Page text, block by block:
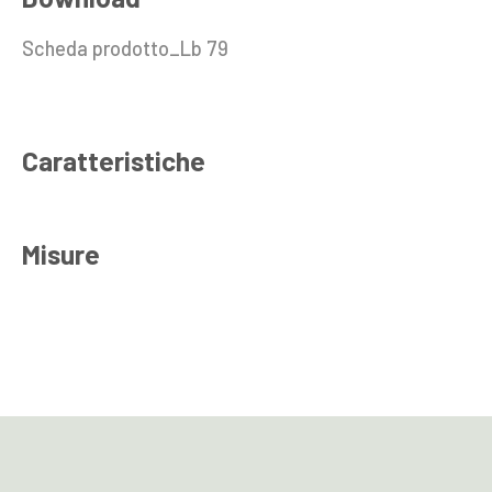
Scheda prodotto_Lb 79
Caratteristiche
Misure